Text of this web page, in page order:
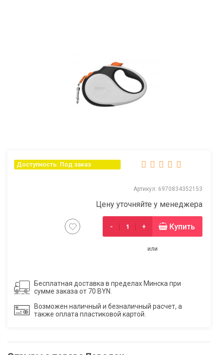
Доступность: Под заказ
Артикул: 6970834352153
Цену уточняйте у менеджера
- + Купить
или
Бесплатная доставка в пределах Минска при
сумме заказа от 70 BYN.
Возможен наличный и безналичный расчет, а
также оплата пластиковой картой.